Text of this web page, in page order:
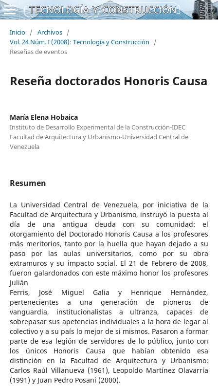
Inicio / Archivos /
Vol. 24 Núm. I (2008): Tecnología y Construcción
/
Reseñas de eventos
Reseña doctorados Honoris Causa
María Elena Hobaica
Instituto de Desarrollo Experimental de la Construcción-IDEC
Facultad de Arquitectura y Urbanismo-Universidad Central de
Venezuela
Resumen
La Universidad Central de Venezuela, por iniciativa de la
Facultad de Arquitectura y Urbanismo, instruyó la puesta al
día de una antigua deuda con su comunidad: el
otorgamiento del Doctorado Honoris Causa a los profesores
más meritorios, tanto por la huella que hayan dejado a su
paso por las aulas universitarios, como por su obra
extramuros y su impacto social. El 21 de Febrero de 2008,
fueron galardonados con este máximo honor los profesores
Julián
Ferris, José Miguel Galia y Henrique Hernández,
pertenecientes a una generación de pioneros de
vanguardia, institucionalistas a ultranza, capaces de
sobrepasar sus apetencias individuales a la hora de legar al
colectivo y a su país lo mejor de si mismos. Pasaron a formar
parte de esa legión de servidores de lo público, junto con
los únicos Honoris Causa que habían obtenido esa
distinción en la Facultad de Arquitectura y Urbanismo:
Carlos Raúl Villanueva (1961), Leopoldo Martínez Olavarría
(1991) y Juan Pedro Posani (2000).